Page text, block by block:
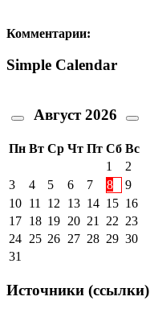
Комментарии:
Simple Calendar
Август 2026
Пн Вт Ср Чт Пт Сб Вс
1
2
3
4 5 6 7 8
9
10 11 12 13 14 15 16
17 18 19 20 21 22 23
24 25 26 27 28 29 30
31
Источники (ссылки)